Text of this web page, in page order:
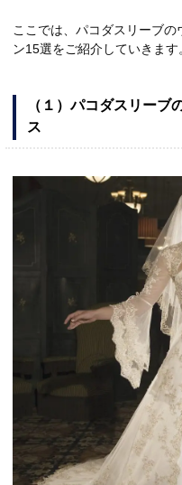
ここでは、パコダスリーブ
ン15選をご紹介していきます
（１）パコダスリーブ
ス